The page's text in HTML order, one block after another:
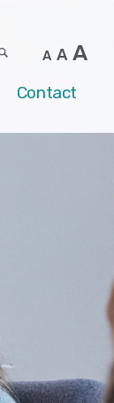
A A A
Contact